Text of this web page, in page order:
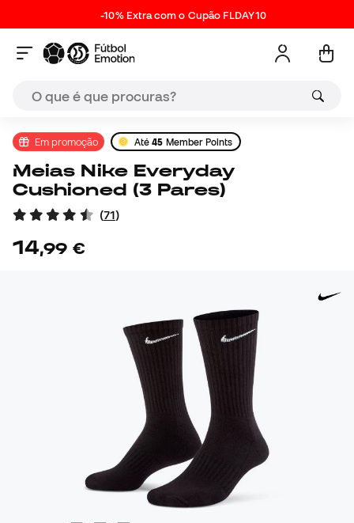
-10% Extra com o Cupão FLDAY10
Em promoção Até45 Member Points
Meias Nike Everyday
Cushioned (3 Pares)
(71)
14,99 €